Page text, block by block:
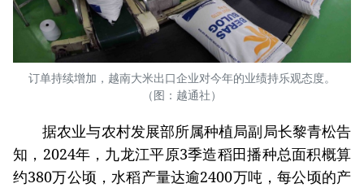
订单持续增加，越南大米出口企业对今年的业绩持乐观态度。
（图：越通社）
据农业与农村发展部所属种植局副局长黎青松告
知，2024年，九龙江平原3季造稻田播种总面积概算
约380万公顷，水稻产量达逾2400万吨，每公顷的产